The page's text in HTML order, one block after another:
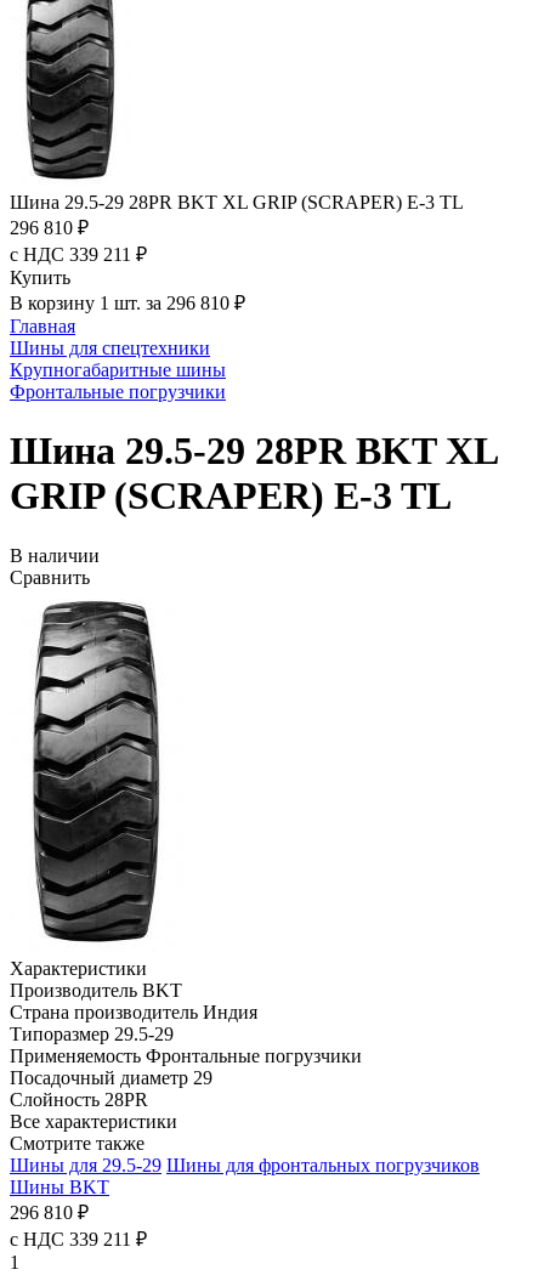
Шина 29.5-29 28PR BKT XL GRIP (SCRAPER) E-3 TL
296 810 ₽
с НДС 339 211 ₽
Купить
В корзину 1 шт. за 296 810 ₽
Главная
Шины для спецтехники
Крупногабаритные шины
Фронтальные погрузчики
Шина 29.5-29 28PR BKT XL
GRIP (SCRAPER) E-3 TL
В наличии
Сравнить
Характеристики
Производитель BKT
Страна производитель Индия
Типоразмер 29.5-29
Применяемость Фронтальные погрузчики
Посадочный диаметр 29
Слойность 28PR
Все характеристики
Смотрите также
Шины для 29.5-29 Шины для фронтальных погрузчиков
Шины BKT
296 810 ₽
с НДС 339 211 ₽
1